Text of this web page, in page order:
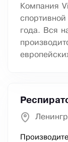
Компания
года. Вся